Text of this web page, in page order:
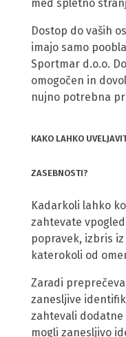
med spletno
Dostop do vaših
imajo samo
Sportmar d.o.o.
omogočen in
nujno potrebna
KAKO LAHKO
ZASEBNOSTI?
Kadarkoli lahko
zahtevate
popravek, izbris
katerokoli od
Zaradi
zanesljive
zahtevali dodatne
mogli zanesljivo